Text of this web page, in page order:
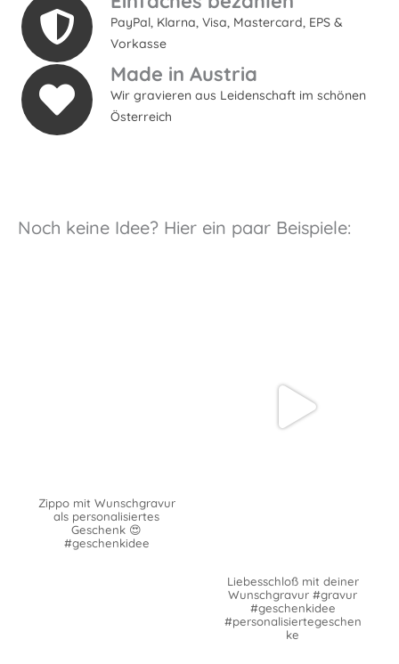
PayPal, Klarna, Visa, Mastercard, EPS &
Vorkasse
Made in Austria
Wir gravieren aus Leidenschaft im schönen
Österreich
Noch keine Idee? Hier ein paar Beispiele:
Zippo mit Wunschgravur
als personalisiertes
Geschenk 😍
#geschenkidee
Liebesschloß mit deiner
Wunschgravur #gravur
#geschenkidee
#personalisiertegeschen
ke